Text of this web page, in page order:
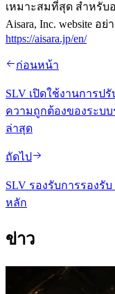
เหมาะสมที่สุด สําหรับ
Aisara, Inc. website อ
https://aisara.jp/en/
ก่อนหน้า
SLV เปิดใช้งานการป
ความถูกต้องของระบบ
ล่าสุด
ถัดไป
SLV รองรับการรองรับ
หลัก
ข่าว